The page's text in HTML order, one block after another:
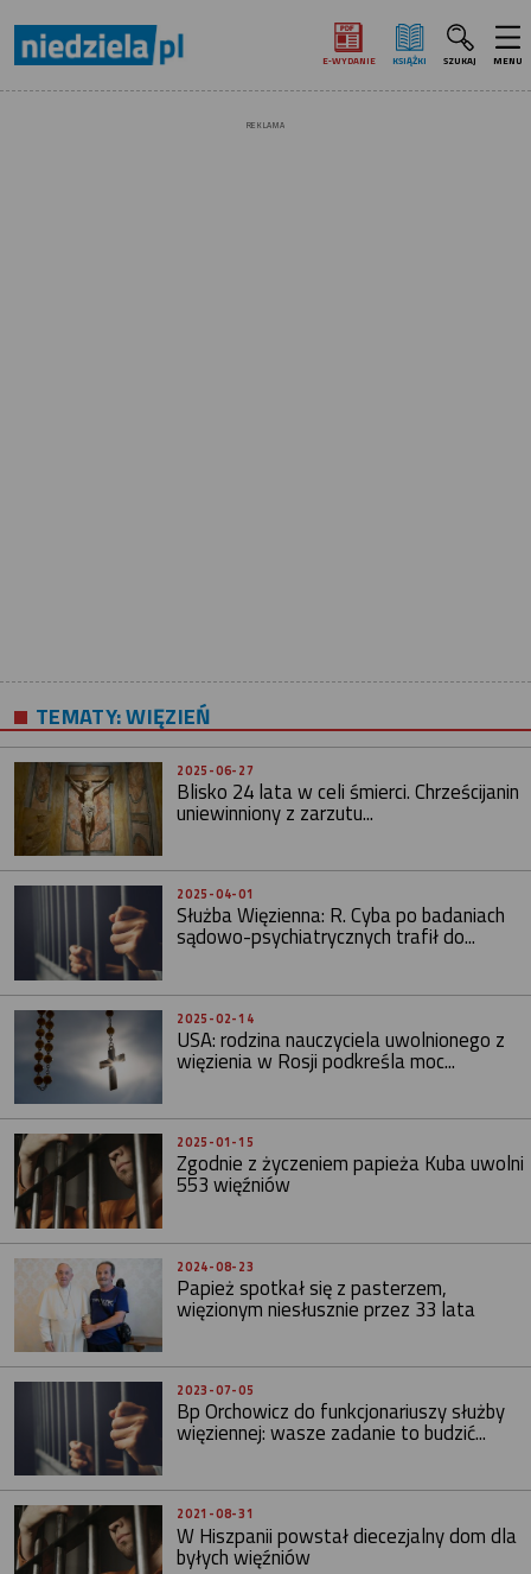
E‑WYDANIE KSIĄŻKI SZUKAJ MENU
REKLAMA
TEMATY:WIĘZIEŃ
2025-06-27
Blisko 24 lata w celi śmierci. Chrześcijanin
uniewinniony z zarzutu...
2025-04-01
Służba Więzienna: R. Cyba po badaniach
sądowo-psychiatrycznych trafił do...
2025-02-14
USA: rodzina nauczyciela uwolnionego z
więzienia w Rosji podkreśla moc...
2025-01-15
Zgodnie z życzeniem papieża Kuba uwolni
553 więźniów
2024-08-23
Papież spotkał się z pasterzem,
więzionym niesłusznie przez 33 lata
2023-07-05
Bp Orchowicz do funkcjonariuszy służby
więziennej: wasze zadanie to budzić...
2021-08-31
W Hiszpanii powstał diecezjalny dom dla
byłych więźniów